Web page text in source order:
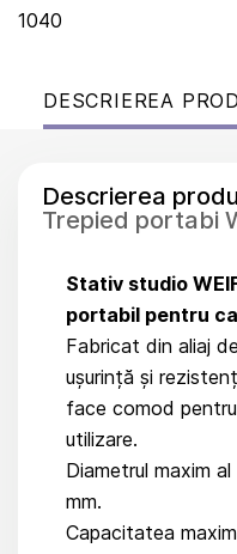
1040
DESCRIEREA
Descrierea
Trepied portabi
Stativ studio
portabil pentru
Fabricat din aliaj
ușurință și
face comod
utilizare.
Diametrul maxim
mm.
Capacitatea